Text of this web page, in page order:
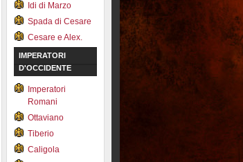
Idi di Marzo
Spada di Cesare
Cesare e Alex.
IMPERATORI
D'OCCIDENTE
Imperatori
Romani
Ottaviano
Tiberio
Caligola